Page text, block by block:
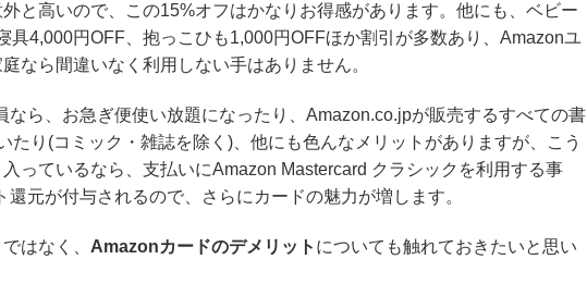
と高いので、この15%オフはかなりお得感があります。他にも、ベビー
具4,000円OFF、抱っこひも1,000円OFFほか割引が多数あり、Amazonユ
なら間違いなく利用しない手はありません。
なら、お急ぎ便使い放題になったり、Amazon.co.jpが販売するすべての書
たり(コミック・雑誌を除く)、他にも色んなメリットがありますが、こう
っているなら、支払いにAmazon Mastercard クラシックを利用する事
元が付与されるので、さらにカードの魅力が増します。
はなく、 Amazonカードのデメリット についても触れておきたいと思い